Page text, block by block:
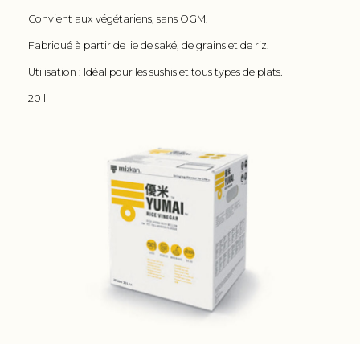
Convient aux végétariens, sans OGM.
Fabriqué à partir de lie de saké, de grains et de riz.
Utilisation : Idéal pour les sushis et tous types de plats.
20 l